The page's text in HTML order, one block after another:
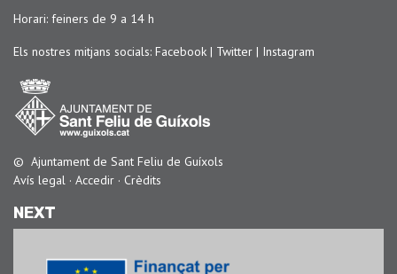
Horari: feiners de 9 a 14 h
Els nostres mitjans socials: Facebook | Twitter | Instagram
© Ajuntament de Sant Feliu de Guíxols
Avís legal · Accedir · Crèdits
NEXT